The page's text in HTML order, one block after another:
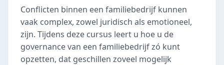
Conflicten binnen een familiebedrijf kunnen
vaak complex, zowel juridisch als emotioneel,
zijn. Tijdens deze cursus leert u hoe u de
governance van een familiebedrijf zó kunt
opzetten, dat geschillen zoveel mogelijk